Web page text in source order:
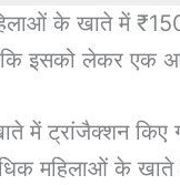
के खाते में
इसको लेकर एक
में ट्रांजैक्शन किए
महिलाओं के खाते